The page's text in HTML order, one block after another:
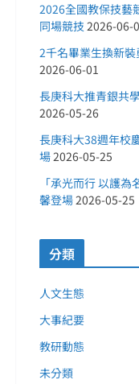
2026全國教保技
同場競技 2026-06-
2千名畢業生換新
2026-06-01
長庚科大推青銀共
2026-05-26
長庚科大38週年校
場2026-05-25
「承光而行 以護
馨登場2026-05-25
分類
人文生態
大事紀要
教研動態
未分類